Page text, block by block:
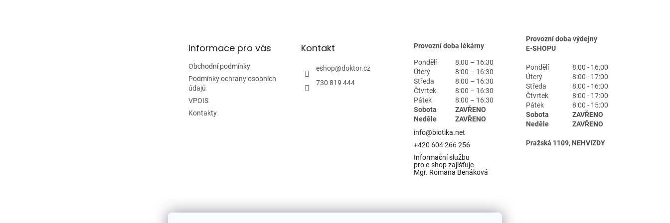
Informace pro vás
Obchodní podmínky
Podmínky ochrany osobních
údajů
VPOIS
Kontakty
Kontakt
eshop@doktor.cz
730 819 444
Provozní doba lékárny
Pondělí
8:00 – 16:30
Úterý
8:00 – 16:30
Středa
8:00 – 16:30
Čtvrtek
8:00 – 16:30
Pátek
8:00 – 16:30
Sobota
ZAVŘENO
Neděle
ZAVŘENO
info@biotika.net
+420 604 266 256
Informační službu
pro e-shop zajišťuje
Mgr. Romana Benáková
Provozní doba výdejny
E-SHOPU
Pondělí
8:00 - 16:00
Úterý
8:00 - 17:00
Středa
8:00 - 16:00
Čtvrtek
8:00 - 17:00
Pátek
8:00 - 15:00
Sobota
ZAVŘENO
Neděle
ZAVŘENO
Pražská 1109, NEHVIZDY